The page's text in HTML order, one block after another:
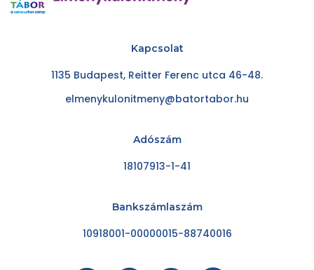
Kapcsolat
1135 Budapest, Reitter Ferenc utca 46-48.
elmenykulonitmeny@batortabor.hu
Adószám
18107913-1-41
Bankszámlaszám
10918001-00000015-88740016